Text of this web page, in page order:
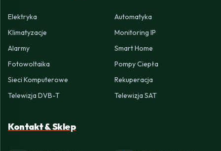
Elektryka
Automatyka
Klimatyzacje
Monitoring IP
Alarmy
Smart Home
Fotowoltaika
Pompy Ciepła
Sieci Komputerowe
Rekuperacja
Telewizja DVB-T
Telewizja SAT
Kontakt & Sklep